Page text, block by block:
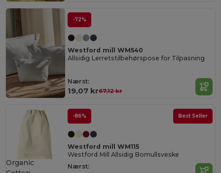
-72%
Westford mill WM540
Allsidig Lerretstilbehørspose for Tilpasning
Nærst:
19,07 kr67,12 kr
-86% Best Seller
Westford mill WM115
Westford Mill Allsidig Bomullsveske
Nærst:
Organic